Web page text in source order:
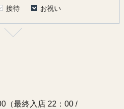
接待 お祝い
（最終入店 22：00 /